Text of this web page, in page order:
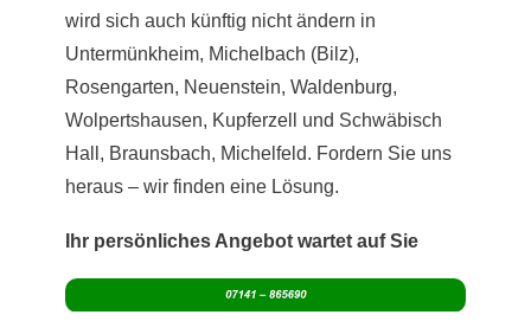
wird sich auch künftig nicht ändern in
Untermünkheim, Michelbach (Bilz),
Rosengarten, Neuenstein, Waldenburg,
Wolpertshausen, Kupferzell und Schwäbisch
Hall, Braunsbach, Michelfeld. Fordern Sie uns
heraus – wir finden eine Lösung.
Ihr persönliches Angebot wartet auf Sie